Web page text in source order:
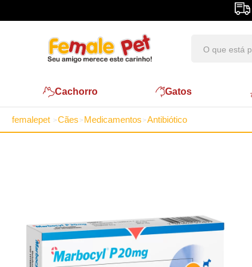
Cachorro Gatos
femalepet Cães Medicamentos Antibiótico